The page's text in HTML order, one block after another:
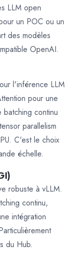
LLM open
un POC ou un
des modèles
OpenAI.
l'inférence LLM
pour une
continu
parallelism
C'est le choix
échelle.
robuste à vLLM.
continu,
intégration
du Hub.